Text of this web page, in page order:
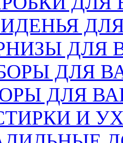
ДЛЯ
ДЛЯ
ДЛЯ
И